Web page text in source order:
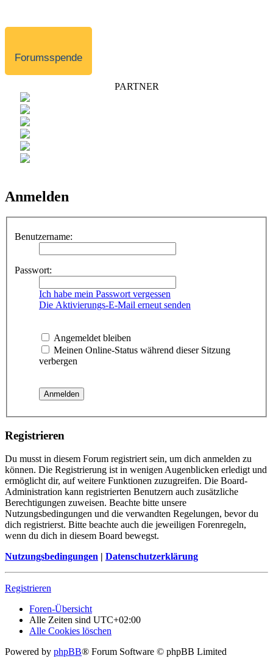
Forumsspende
PARTNER
Anmelden
Benutzername:
Passwort:
Ich habe mein Passwort vergessen
Die Aktivierungs-E-Mail erneut senden
Angemeldet bleiben
Meinen Online-Status während dieser Sitzung
verbergen
Registrieren
Du musst in diesem Forum registriert sein, um dich anmelden zu
können. Die Registrierung ist in wenigen Augenblicken erledigt und
ermöglicht dir, auf weitere Funktionen zuzugreifen. Die Board-
Administration kann registrierten Benutzern auch zusätzliche
Berechtigungen zuweisen. Beachte bitte unsere
Nutzungsbedingungen und die verwandten Regelungen, bevor du
dich registrierst. Bitte beachte auch die jeweiligen Forenregeln,
wenn du dich in diesem Board bewegst.
Nutzungsbedingungen | Datenschutzerklärung
Registrieren
Foren-Übersicht
Alle Zeiten sind UTC+02:00
Alle Cookies löschen
Powered by phpBB® Forum Software © phpBB Limited